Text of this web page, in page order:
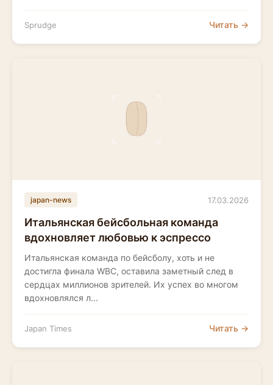
Sprudge Читать →
japan-news 17.03.2026
Итальянская бейсбольная команда
вдохновляет любовью к эспрессо
Итальянская команда по бейсболу, хоть и не
достигла финала WBC, оставила заметный след в
сердцах миллионов зрителей. Их успех во многом
вдохновлялся л...
Japan Times Читать →